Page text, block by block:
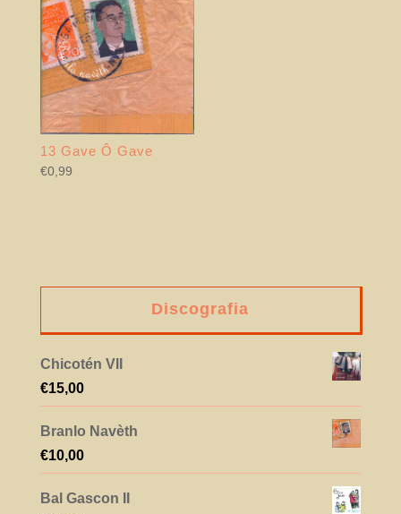
13 Gave Ô Gave
€0,99
Discografia
Chicotén VII
€15,00
Branlo Navèth
€10,00
Bal Gascon II